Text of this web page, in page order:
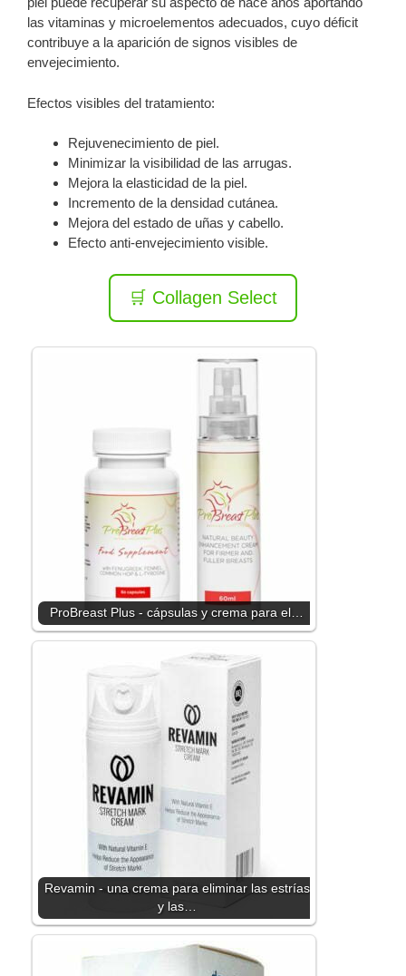
las vitaminas y microelementos adecuados, cuyo déficit
contribuye a la aparición de signos visibles de
envejecimiento.
Efectos visibles del tratamiento:
Rejuvenecimiento de piel.
Minimizar la visibilidad de las arrugas.
Mejora la elasticidad de la piel.
Incremento de la densidad cutánea.
Mejora del estado de uñas y cabello.
Efecto anti-envejecimiento visible.
🛒 Collagen Select
ProBreast Plus - cápsulas y crema para el…
Revamin - una crema para eliminar las estrías
y las…